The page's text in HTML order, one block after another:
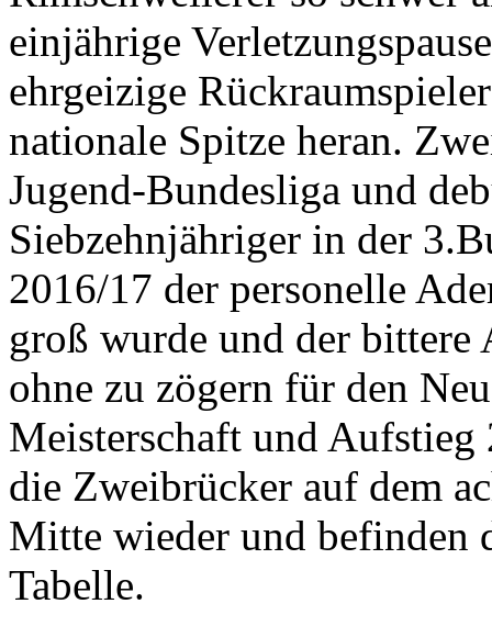
einjährige
ehrgeizige
nationale Spitze heran.
Jugend-Bundesliga und
Siebzehnjähriger in der
2016/17 der personelle
groß wurde und der bittere
ohne zu zögern für den
Meisterschaft und
die Zweibrücker auf dem
Mitte wieder und befinden
Tabelle.